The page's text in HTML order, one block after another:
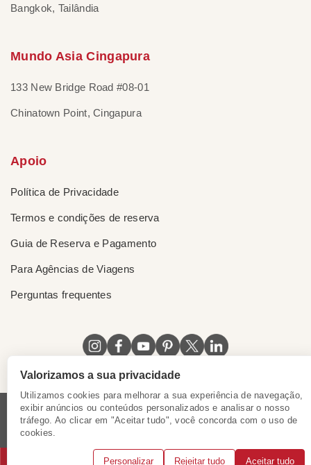
Bangkok, Tailândia
Mundo Asia Cingapura
133 New Bridge Road #08-01
Chinatown Point, Cingapura
Apoio
Política de Privacidade
Termos e condições de reserva
Guia de Reserva e Pagamento
Para Agências de Viagens
Perguntas frequentes
Licença do Vietnã | Certificado de Singapura
|
Certificado de Hong Kong, China
© 2018 - 2025 Mundo Asia. Todos os direitos reservados.
Valorizamos a sua privacidade
Utilizamos cookies para melhorar a sua experiência de navegação,
exibir anúncios ou conteúdos personalizados e analisar o nosso
tráfego. Ao clicar em "Aceitar tudo", você concorda com o uso de
cookies.
Personalizar Rejeitar tudo Aceitar tudo